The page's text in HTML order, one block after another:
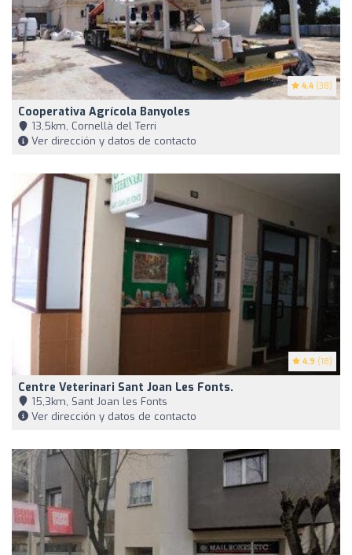
4.4 (38)
Cooperativa Agrícola Banyoles
13,5km, Cornellà del Terri
Ver dirección y datos de contacto
4.9 (18)
Centre Veterinari Sant Joan Les Fonts.
15,3km, Sant Joan les Fonts
Ver dirección y datos de contacto